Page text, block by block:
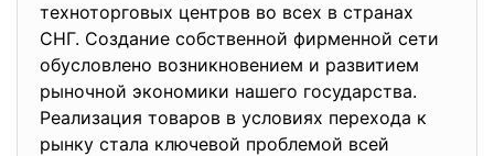
техноторговых центров во всех в странах
СНГ. Создание собственной фирменной сети
обусловлено возникновением и развитием
рыночной экономики нашего государства.
Реализация товаров в условиях перехода к
рынку стала ключевой проблемой всей